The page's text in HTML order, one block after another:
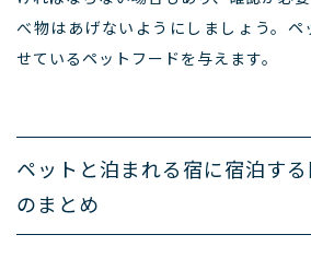
べ物はあげないようにしましょう。ペ
せているペットフードを与えます。
ペットと泊まれる宿に宿泊す
のまとめ